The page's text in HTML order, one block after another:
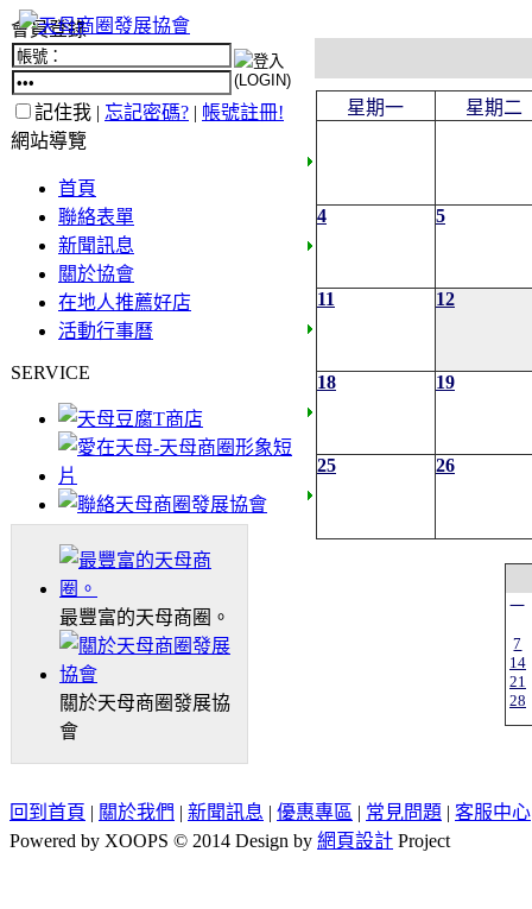
會員登錄
記住我 | 忘記密碼? | 帳號註冊!
網站導覽
首頁
聯絡表單
新聞訊息
關於協會
在地人推薦好店
活動行事曆
SERVICE
最豐富的天母商圈。
關於天母商圈發展協
會
星期一 星期二
4 5
11 12
18 19
25 26
一
7
14
21
28
回到首頁 | 關於我們 | 新聞訊息 | 優惠專區 | 常見問題 | 客服中心
Powered by XOOPS © 2014 Design by 網頁設計 Project